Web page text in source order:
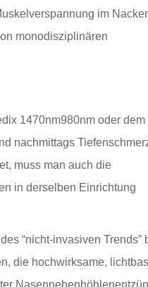
im
monodisziplinären
1470nm980nm oder dem
nachmittags
muss man auch die
in derselben Einrichtung
“nicht-invasiven Trends”
die hochwirksame,